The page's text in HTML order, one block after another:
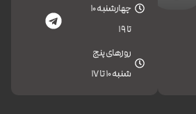
چهارشنبه 10
تا 19
روزهای پنج
شنبه 10 تا 17